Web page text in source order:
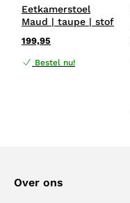
Eetkamerstoel
Maud | taupe | stof
199,95
Bestel nu!
Over ons